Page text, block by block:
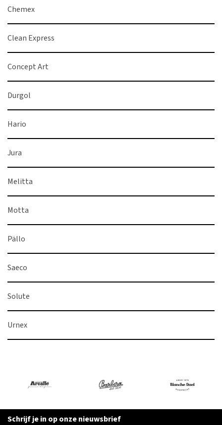
Chemex
Clean Express
Concept Art
Durgol
Hario
Jura
Melitta
Motta
Pällo
Saeco
Solute
Urnex
Schrijf je in op onze nieuwsbrief